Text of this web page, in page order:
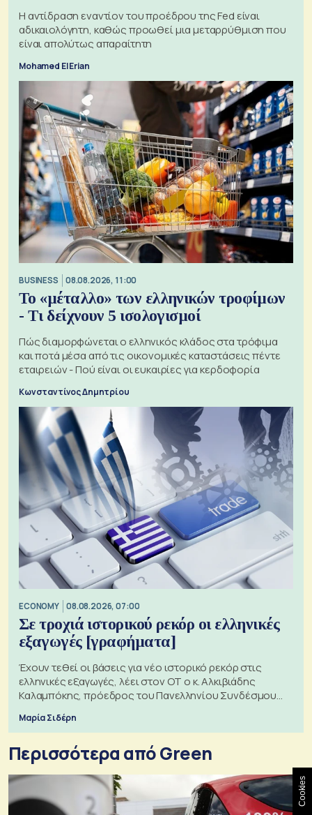
Η αντίδραση εναντίον του προέδρου της Fed είναι
αδικαιολόγητη, καθώς προωθεί μια μεταρρύθμιση που
είναι απολύτως απαραίτητη
Mohamed El Erian
BUSINESS 08.08.2026, 11:00
Το «μέταλλο» των ελληνικών τροφίμων
- Τι δείχνουν 5 ισολογισμοί
Πώς διαμορφώνεται ο ελληνικός κλάδος στα τρόφιμα
και ποτά μέσα από τις οικονομικές καταστάσεις πέντε
εταιρειών - Πού είναι οι ευκαιρίες για κερδοφορία
Κωνσταντίνος Δημητρίου
ECONOMY 08.08.2026, 07:00
Σε τροχιά ιστορικού ρεκόρ οι ελληνικές
εξαγωγές [γραφήματα]
Έχουν τεθεί οι βάσεις για νέο ιστορικό ρεκόρ στις
ελληνικές εξαγωγές, λέει στον ΟΤ ο κ. Αλκιβιάδης
Καλαμπόκης, πρόεδρος του Πανελληνίου Συνδέσμου
Μαρία Σιδέρη
Περισσότερα από Green
Cookies